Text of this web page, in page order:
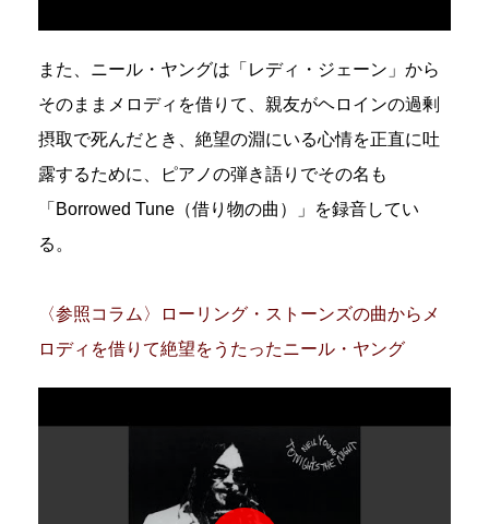
また、ニール・ヤングは「レディ・ジェーン」から
そのままメロディを借りて、親友がヘロインの過剰
摂取で死んだとき、絶望の淵にいる心情を正直に吐
露するために、ピアノの弾き語りでその名も
「Borrowed Tune（借り物の曲）」を録音してい
る。
〈参照コラム〉ローリング・ストーンズの曲からメ
ロディを借りて絶望をうたったニール・ヤング